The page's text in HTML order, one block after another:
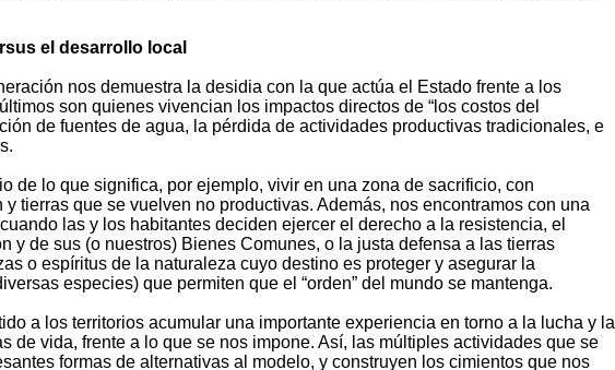
el desarrollo local
nos demuestra la desidia con la que actúa el Estado frente a los
son quienes vivencian los impactos directos de “los costos del
de fuentes de agua, la pérdida de actividades productivas tradicionales, e
de lo que significa, por ejemplo, vivir en una zona de sacrificio, con
tierras que se vuelven no productivas. Además, nos encontramos con una
las y los habitantes deciden ejercer el derecho a la resistencia, el
y de sus (o nuestros) Bienes Comunes, o la justa defensa a las tierras
o espíritus de la naturaleza cuyo destino es proteger y asegurar la
especies) que permiten que el “orden” del mundo se mantenga.
a los territorios acumular una importante experiencia en torno a la lucha y la
de vida, frente a lo que se nos impone. Así, las múltiples actividades que se
formas de alternativas al modelo, y construyen los cimientos que nos